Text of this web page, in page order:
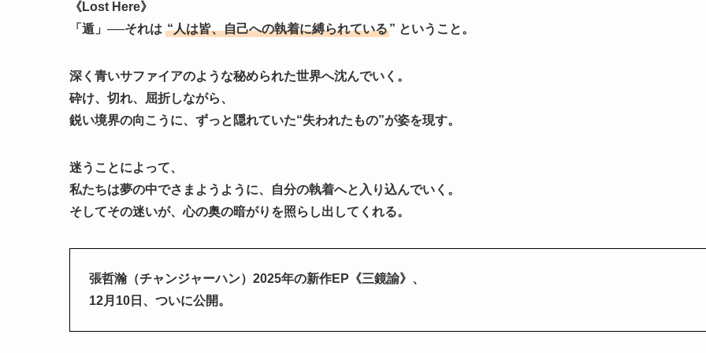
《Lost Here》
「遁」──それは “人は皆、自己への執着に縛られている” ということ。
深く青いサファイアのような秘められた世界へ沈んでいく。
砕け、切れ、屈折しながら、
鋭い境界の向こうに、ずっと隠れていた“失われたもの”が姿を現す。
迷うことによって、
私たちは夢の中でさまようように、自分の執着へと入り込んでいく。
そしてその迷いが、心の奥の暗がりを照らし出してくれる。
張哲瀚（チャンジャーハン）2025年の新作EP《三鏡諭》、
12月10日、ついに公開。